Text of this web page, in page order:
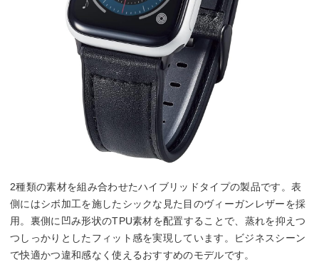
2種類の素材を組み合わせたハイブリッドタイプの製品です。表
側にはシボ加工を施したシックな見た目のヴィーガンレザーを採
用。裏側に凹み形状のTPU素材を配置することで、蒸れを抑えつ
つしっかりとしたフィット感を実現しています。ビジネスシーン
で快適かつ違和感なく使えるおすすめのモデルです。